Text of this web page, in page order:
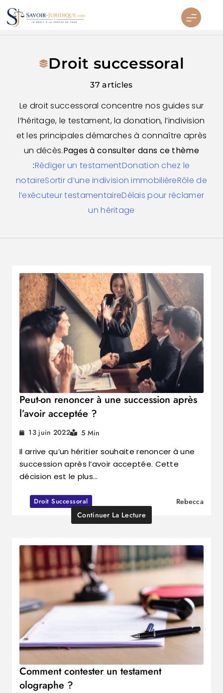
au
contenu
Savoirs juridiques
Droit successoral
37 articles
Le droit successoral concentre nos guides sur
l’héritage, le testament, la donation, l’indivision
et les principales démarches à connaître après
un décès.Pages à consulter dans ce thème
:Rédiger un testamentDonation chez le
notaireSortir d’une indivision immobilièreRôle de
l’exécuteur testamentaireDélais pour réclamer
un héritage
Peut-on renoncer à une succession après
l’avoir acceptée ?
13 juin 2022 5 Min
Il arrive qu’un héritier souhaite renoncer à une
succession après l’avoir acceptée. Cette
décision est le plus…
Droit Successoral
Rebecca
Continuer La Lecture
Comment contester un testament
olographe ?